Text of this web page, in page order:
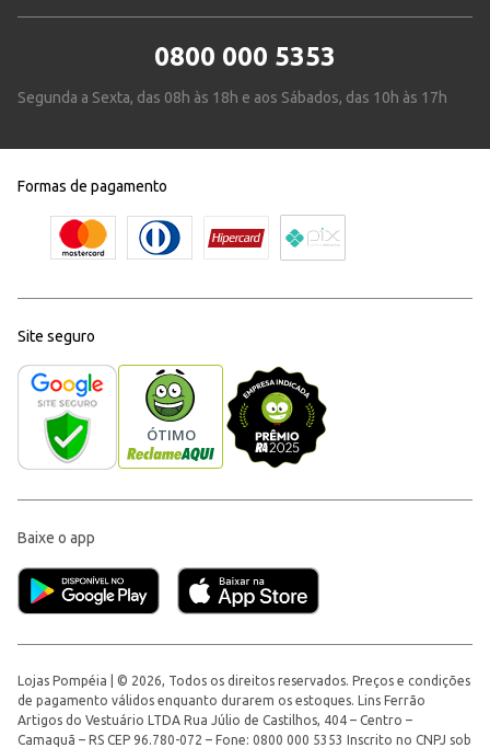
0800 000 5353
Segunda a Sexta, das 08h às 18h e aos Sábados, das 10h às 17h
Formas de pagamento
Site seguro
Baixe o app
Lojas Pompéia | © 2026, Todos os direitos reservados. Preços e condições
de pagamento válidos enquanto durarem os estoques. Lins Ferrão
Artigos do Vestuário LTDA Rua Júlio de Castilhos, 404 – Centro –
Camaquã – RS CEP 96.780-072 – Fone: 0800 000 5353 Inscrito no CNPJ sob